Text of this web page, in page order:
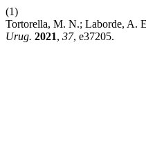
(1)
Tortorella, M. N.; Laborde, A.
Urug. 2021, 37, e37205.